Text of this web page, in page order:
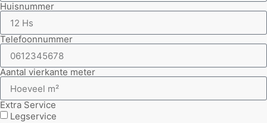
Huisnummer
Telefoonnummer
Aantal vierkante meter
Extra Service
Legservice